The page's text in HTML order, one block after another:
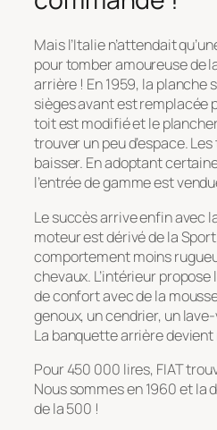
Mais l’Italie n’attendait
pour tomber amoureuse de
arrière ! En 1959, la planche
sièges avant est remplacée
toit est modifié et le
trouver un peu d’espace.
baisser. En adoptant
l’entrée de gamme est
Le succès arrive enfin avec
moteur est dérivé de la
comportement moins
chevaux. L’intérieur
de confort avec de la
genoux, un cendrier, un
La banquette arrière
Pour 450 000 lires, FIAT
Nous sommes en 1960 et la
de la 500 !